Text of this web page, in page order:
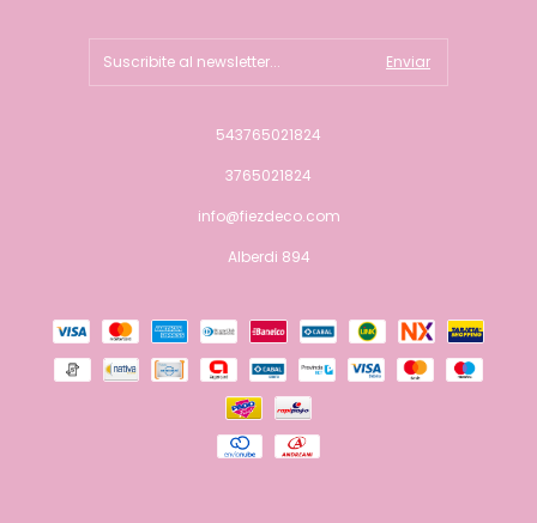
543765021824
3765021824
info@fiezdeco.com
Alberdi 894